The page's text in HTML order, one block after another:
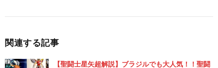
関連する記事
【聖闘士星矢超解説】ブラジルでも大人気！！聖闘